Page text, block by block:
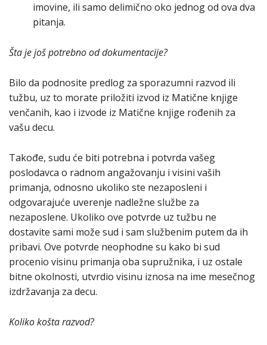
imovine, ili samo delimično oko jednog od ova dva
pitanja.
Šta je još potrebno od dokumentacije?
Bilo da podnosite predlog za sporazumni razvod ili
tužbu, uz to morate priložiti izvod iz Matične knjige
venčanih, kao i izvode iz Matične knjige rođenih za
vašu decu.
Takođe, sudu će biti potrebna i potvrda vašeg
poslodavca o radnom angažovanju i visini vaših
primanja, odnosno ukoliko ste nezaposleni i
odgovarajuće uverenje nadležne službe za
nezaposlene. Ukoliko ove potvrde uz tužbu ne
dostavite sami može sud i sam službenim putem da ih
pribavi. Ove potvrde neophodne su kako bi sud
procenio visinu primanja oba supružnika, i uz ostale
bitne okolnosti, utvrdio visinu iznosa na ime mesečnog
izdržavanja za decu.
Koliko košta razvod?